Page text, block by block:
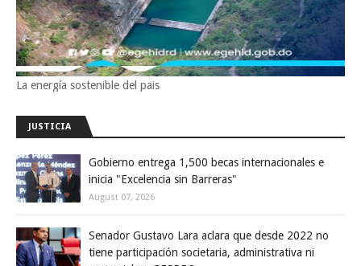
La energía sostenible del pais
JUSTICIA
Gobierno entrega 1,500 becas internacionales e
inicia "Excelencia sin Barreras"
August 07, 2026
Senador Gustavo Lara aclara que desde 2022 no
tiene participación societaria, administrativa ni